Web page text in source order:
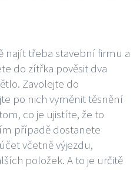
najít třeba stavební firmu a
do zítřka pověsit dva
Zavolejte do
po nich vyměnit těsnění
co je ujistíte, že to
případě dostanete
včetně výjezdu,
položek. A to je určitě